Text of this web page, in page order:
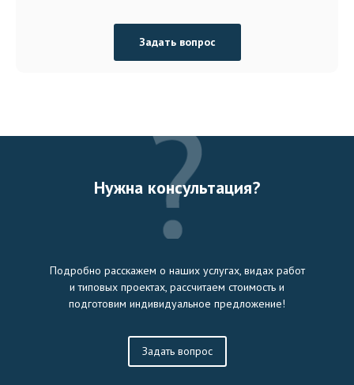
Задать вопрос
Нужна консультация?
Подробно расскажем о наших услугах, видах работ
и типовых проектах, рассчитаем стоимость и
подготовим индивидуальное предложение!
Задать вопрос